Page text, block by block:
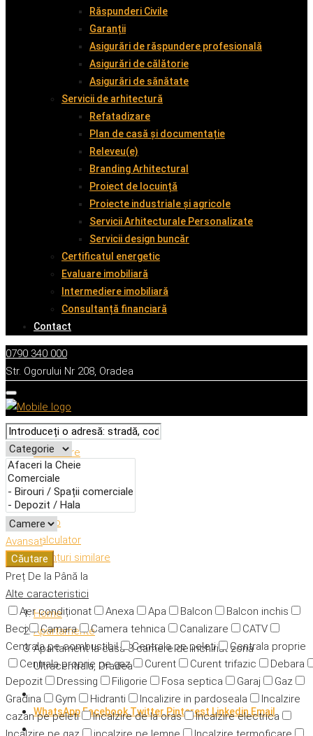
Răspunderi Civile
Garanții
Asigurări de răspundere profesională
Asigurări de călătorie
Asigurări de sănătate
Servicii de arhitectură
Refatadizare
Plan de casă și documentație
Releveu(e)
Branding Arhitectural
Proiect de locuință
Proiecte industriale și agricole
Servicii Arhitecturale Personalizate
Servicii design buncăr
Certificatul energetic
Evaluare imobiliară
Intermediere imobiliară
Consultanță financiară
Contact
0790 340 000
Str. Ogorului Nr 208, Oradea
Avansat
Căutare
Preț De la Până la
Alte caracteristici
Aer condiționat
Anexa Apa Balcon
Balcon inchis
Beci
Camara Camera tehnica Canalizare
CATV
Centrala pe combustibil
Centrala pe peleti
Centrala proprie
Centrala proprie pe gaz
Curent Curent trifazic
Debara
Depozit
Dressing Filigorie Fosa septica Garaj
Gaz
Gradina
Gym Hidranti Incalizire in pardoseala
Incalzire
cazan pe peleti
Incalzire de la oras
Incalzire electrica
Descriere
Caracteristici
Adresă
Detalii
Video
Calculator
Anunțuri similare
Home
Apartamente
Apartament la casa 3 camere de inchiriat zona
Ultracentrala, Oradea
WhatsAppFacebook Twitter Pinterest Linkedin Email